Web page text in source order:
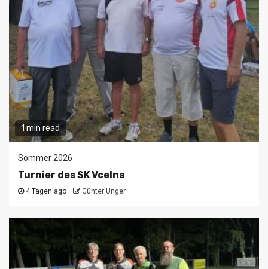
1 min read
Sommer 2026
Turnier des SK Vcelna
4 Tagen ago Günter Unger